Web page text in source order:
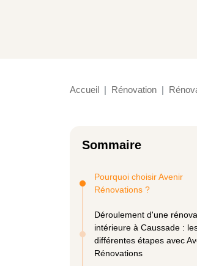
Accueil Rénovation
Sommaire
Pourquoi choisir Avenir
Rénovations ?
Déroulement d'une
intérieure à Caussade :
différentes étapes avec
Rénovations